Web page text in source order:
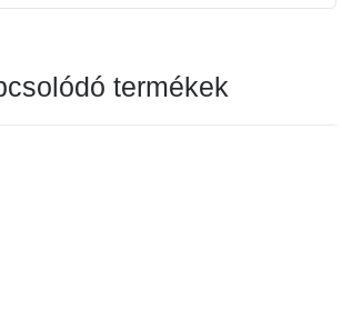
termékek